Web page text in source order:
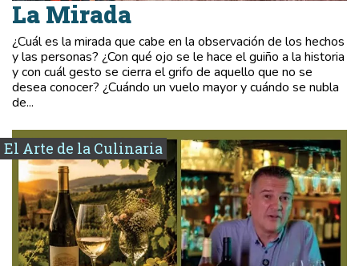
La Mirada
¿Cuál es la mirada que cabe en la observación de los hechos
y las personas? ¿Con qué ojo se le hace el guiño a la historia
y con cuál gesto se cierra el grifo de aquello que no se
desea conocer? ¿Cuándo un vuelo mayor y cuándo se nubla
de...
El Arte de la Culinaria